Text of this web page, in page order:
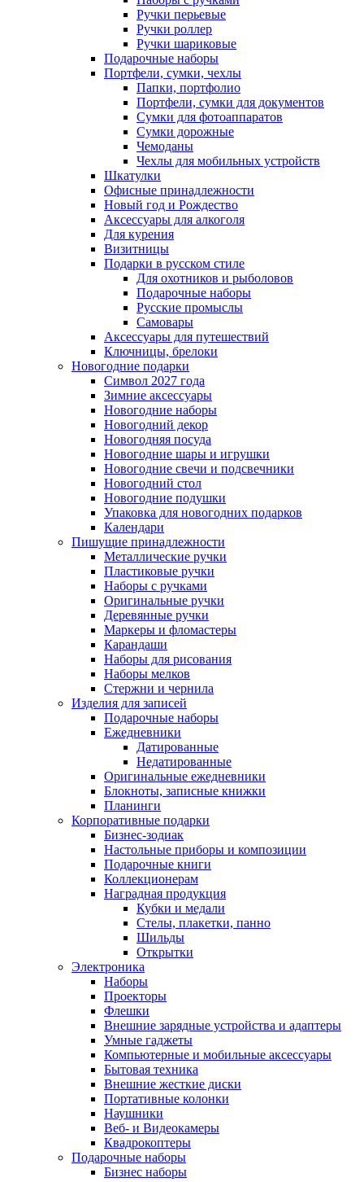
Ручки перьевые
Ручки роллер
Ручки шариковые
Подарочные наборы
Портфели, сумки, чехлы
Папки, портфолио
Портфели, сумки для документов
Сумки для фотоаппаратов
Сумки дорожные
Чемоданы
Чехлы для мобильных устройств
Шкатулки
Офисные принадлежности
Новый год и Рождество
Аксессуары для алкоголя
Для курения
Визитницы
Подарки в русском стиле
Для охотников и рыболовов
Подарочные наборы
Русские промыслы
Самовары
Аксессуары для путешествий
Ключницы, брелоки
Новогодние подарки
Символ 2027 года
Зимние аксессуары
Новогодние наборы
Новогодний декор
Новогодняя посуда
Новогодние шары и игрушки
Новогодние свечи и подсвечники
Новогодний стол
Новогодние подушки
Упаковка для новогодних подарков
Календари
Пишущие принадлежности
Металлические ручки
Пластиковые ручки
Наборы с ручками
Оригинальные ручки
Деревянные ручки
Маркеры и фломастеры
Карандаши
Наборы для рисования
Наборы мелков
Стержни и чернила
Изделия для записей
Подарочные наборы
Ежедневники
Датированные
Недатированные
Оригинальные ежедневники
Блокноты, записные книжки
Планинги
Корпоративные подарки
Бизнес-зодиак
Настольные приборы и композиции
Подарочные книги
Коллекционерам
Наградная продукция
Кубки и медали
Стелы, плакетки, панно
Шильды
Открытки
Электроника
Наборы
Проекторы
Флешки
Внешние зарядные устройства и адаптеры
Умные гаджеты
Компьютерные и мобильные аксессуары
Бытовая техника
Внешние жесткие диски
Портативные колонки
Наушники
Веб- и Видеокамеры
Квадрокоптеры
Подарочные наборы
Бизнес наборы